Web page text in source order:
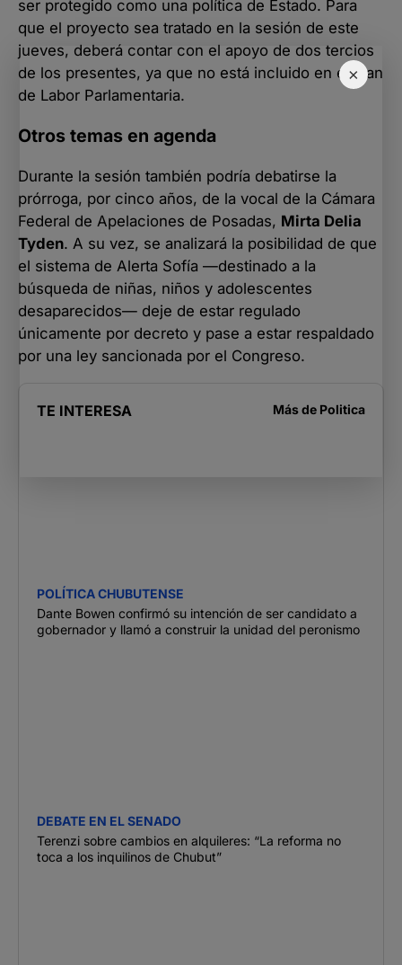
×
ser protegido como una política de Estado. Para
que el proyecto sea tratado en la sesión de este
jueves, deberá contar con el apoyo de dos tercios
de los presentes, ya que no está incluido en el plan
de Labor Parlamentaria.
Otros temas en agenda
Durante la sesión también podría debatirse la
prórroga, por cinco años, de la vocal de la Cámara
Federal de Apelaciones de Posadas, Mirta Delia
Tyden. A su vez, se analizará la posibilidad de que
el sistema de Alerta Sofía —destinado a la
búsqueda de niñas, niños y adolescentes
desaparecidos— deje de estar regulado
únicamente por decreto y pase a estar respaldado
por una ley sancionada por el Congreso.
TE INTERESA Más de Politica
POLÍTICA CHUBUTENSE
Dante Bowen confirmó su intención de ser candidato a
gobernador y llamó a construir la unidad del peronismo
DEBATE EN EL SENADO
Terenzi sobre cambios en alquileres: “La reforma no
toca a los inquilinos de Chubut”